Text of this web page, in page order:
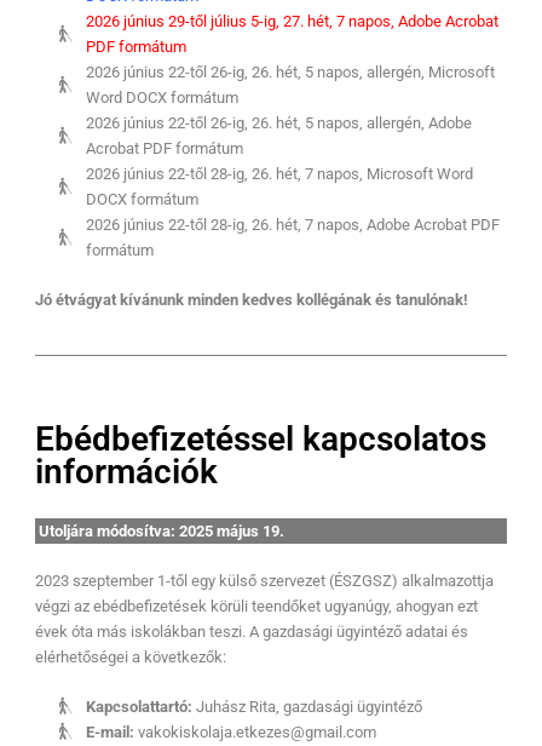
2026 június 29-től július 5-ig, 27. hét, 7 napos, Adobe Acrobat
PDF formátum
2026 június 22-től 26-ig, 26. hét, 5 napos, allergén, Microsoft
Word DOCX formátum
2026 június 22-től 26-ig, 26. hét, 5 napos, allergén, Adobe
Acrobat PDF formátum
2026 június 22-től 28-ig, 26. hét, 7 napos, Microsoft Word
DOCX formátum
2026 június 22-től 28-ig, 26. hét, 7 napos, Adobe Acrobat PDF
formátum
Jó étvágyat kívánunk minden kedves kollégának és tanulónak!
Ebédbefizetéssel kapcsolatos
információk
Utoljára módosítva: 2025 május 19.
2023 szeptember 1-től egy külső szervezet (ÉSZGSZ) alkalmazottja
végzi az ebédbefizetések körüli teendőket ugyanúgy, ahogyan ezt
évek óta más iskolákban teszi. A gazdasági ügyintéző adatai és
elérhetőségei a következők:
Kapcsolattartó:Juhász Rita, gazdasági ügyintéző
E-mail:vakokiskolaja.etkezes@gmail.com